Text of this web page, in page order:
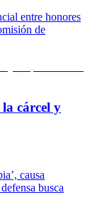
entre honores
de
la cárcel y
causa
busca